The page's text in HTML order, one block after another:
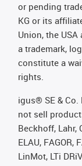
or pending
KG or its
Union, the
a trademark,
constitute a
rights.
igus® SE &
not sell
Beckhoff, Lahr,
ELAU, FAGOR,
LinMot, LTi